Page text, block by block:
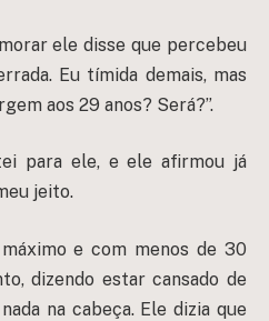
ele disse que percebeu
Eu tímida demais, mas
aos 29 anos? Será?”.
para ele, e ele afirmou já
jeito.
e com menos de 30
dizendo estar cansado de
na cabeça. Ele dizia que